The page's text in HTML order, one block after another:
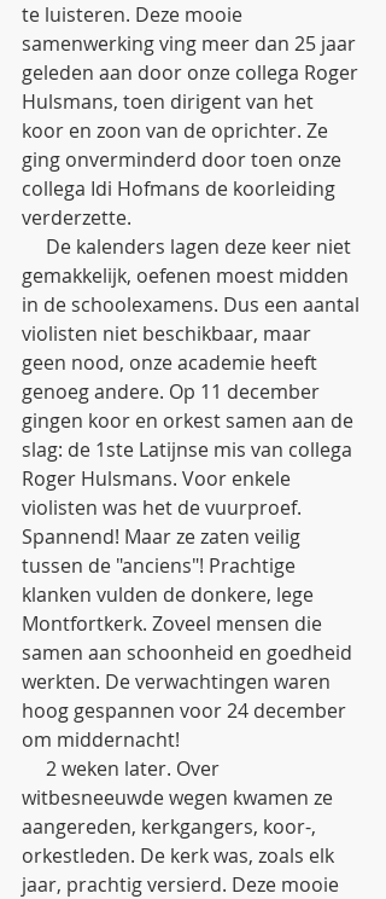
te luisteren. Deze mooie
samenwerking ving meer dan 25 jaar
geleden aan door onze collega Roger
Hulsmans, toen dirigent van het
koor en zoon van de oprichter. Ze
ging onverminderd door toen onze
collega Idi Hofmans de koorleiding
verderzette.
De kalenders lagen deze keer niet
gemakkelijk, oefenen moest midden
in de schoolexamens. Dus een aantal
violisten niet beschikbaar, maar
geen nood, onze academie heeft
genoeg andere. Op 11 december
gingen koor en orkest samen aan de
slag: de 1ste Latijnse mis van collega
Roger Hulsmans. Voor enkele
violisten was het de vuurproef.
Spannend! Maar ze zaten veilig
tussen de "anciens"! Prachtige
klanken vulden de donkere, lege
Montfortkerk. Zoveel mensen die
samen aan schoonheid en goedheid
werkten. De verwachtingen waren
hoog gespannen voor 24 december
om middernacht!
2 weken later. Over
witbesneeuwde wegen kwamen ze
aangereden, kerkgangers, koor-,
orkestleden. De kerk was, zoals elk
jaar, prachtig versierd. Deze mooie